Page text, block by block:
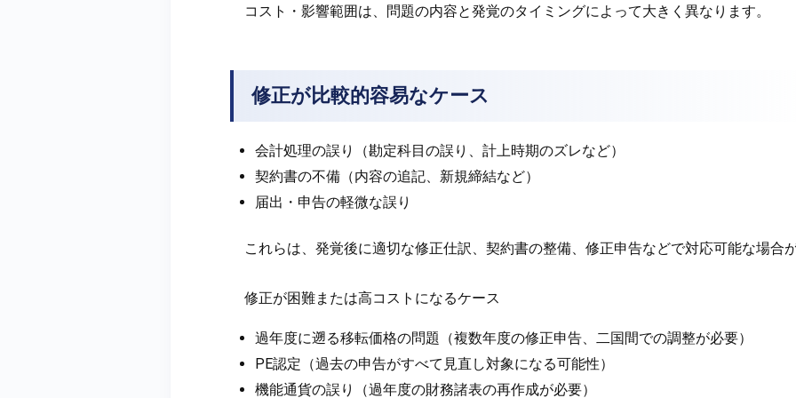
コスト・影響範囲は、問題の内容と発覚のタイミングによって大きく異なります。
修正が比較的容易なケース
会計処理の誤り（勘定科目の誤り、計上時期のズレなど）
契約書の不備（内容の追記、新規締結など）
届出・申告の軽微な誤り
これらは、発覚後に適切な修正仕訳、契約書の整備、修正申告などで対応可能な場合が
修正が困難または高コストになるケース
過年度に遡る移転価格の問題（複数年度の修正申告、二国間での調整が必要）
PE認定（過去の申告がすべて見直し対象になる可能性）
機能通貨の誤り（過年度の財務諸表の再作成が必要）